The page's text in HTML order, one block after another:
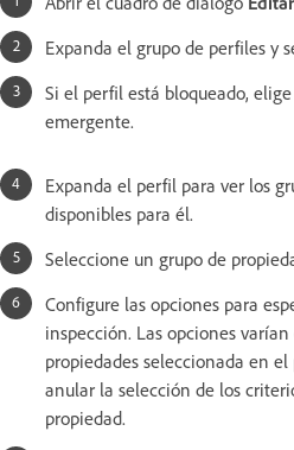
Expanda el grupo de perfiles y
Si el perfil está bloqueado, elige
emergente.
Expanda el perfil para ver los
disponibles para él.
Seleccione un grupo de
Configure las opciones para
inspección. Las opciones
propiedades seleccionada en
anular la selección de los
propiedad.